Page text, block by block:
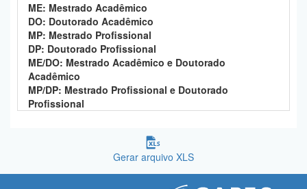
ME: Mestrado Acadêmico
DO: Doutorado Acadêmico
MP: Mestrado Profissional
DP: Doutorado Profissional
ME/DO: Mestrado Acadêmico e Doutorado
Acadêmico
MP/DP: Mestrado Profissional e Doutorado
Profissional
Gerar arquivo XLS